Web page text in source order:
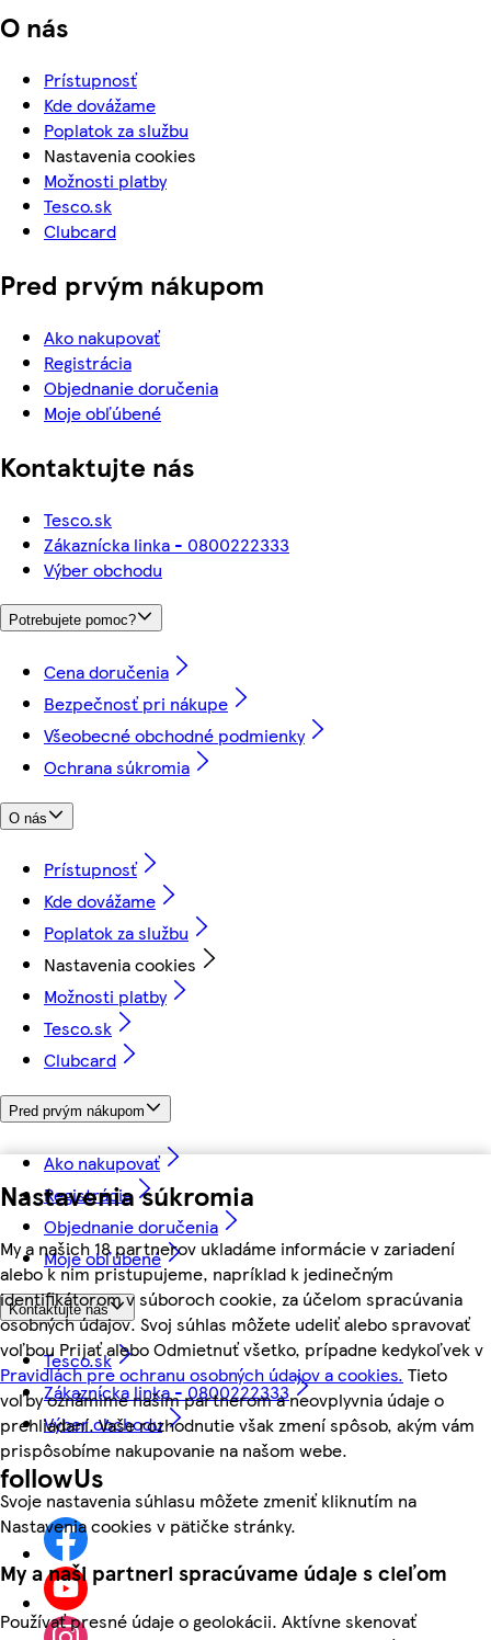
Nastavenia súkromia
My a našich 18 partnerov ukladáme informácie v zariadení
alebo k nim pristupujeme, napríklad k jedinečným
identifikátorom v súboroch cookie, za účelom spracúvania
osobných údajov. Svoj súhlas môžete udeliť alebo spravovať
voľbou Prijať alebo Odmietnuť všetko, prípadne kedykoľvek v
Pravidlách pre ochranu osobných údajov a cookies. Tieto
voľby oznámime našim partnerom a neovplyvnia údaje o
prehliadaní. Vaše rozhodnutie však zmení spôsob, akým vám
prispôsobíme nakupovanie na našom webe.
Svoje nastavenia súhlasu môžete zmeniť kliknutím na
Nastavenia cookies v pätičke stránky.
My a naši partneri spracúvame údaje s cieľom
Používať presné údaje o geolokácii. Aktívne skenovať
O nás
Prístupnosť
Kde dovážame
Poplatok za službu
Nastavenia cookies
Možnosti platby
Tesco.sk
Clubcard
Pred prvým nákupom
Ako nakupovať
Registrácia
Objednanie doručenia
Moje obľúbené
Kontaktujte nás
Tesco.sk
Zákaznícka linka - 0800222333
Výber obchodu
Potrebujete pomoc?
Cena doručenia
Bezpečnosť pri nákupe
Všeobecné obchodné podmienky
Ochrana súkromia
O nás
Prístupnosť
Kde dovážame
Poplatok za službu
Nastavenia cookies
Možnosti platby
Tesco.sk
Clubcard
Pred prvým nákupom
Ako nakupovať
Registrácia
Objednanie doručenia
Moje obľúbené
Kontaktujte nás
Tesco.sk
Zákaznícka linka - 0800222333
Výber obchodu
followUs